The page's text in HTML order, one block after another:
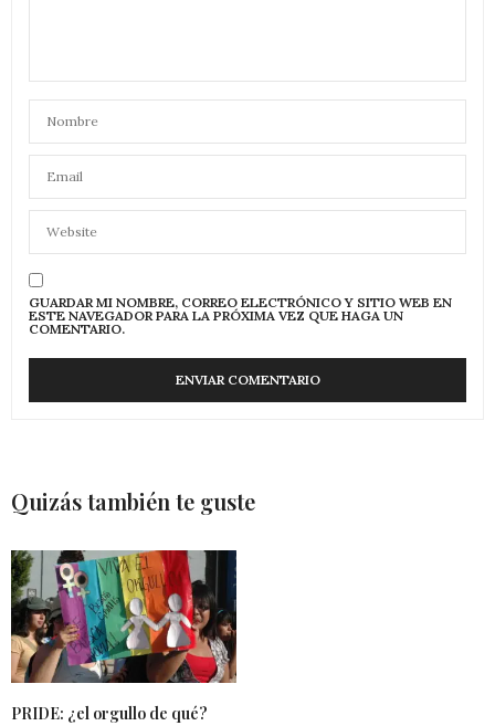
GUARDAR MI NOMBRE, CORREO ELECTRÓNICO Y SITIO WEB EN
ESTE NAVEGADOR PARA LA PRÓXIMA VEZ QUE HAGA UN
COMENTARIO.
Quizás también te guste
PRIDE: ¿el orgullo de qué?